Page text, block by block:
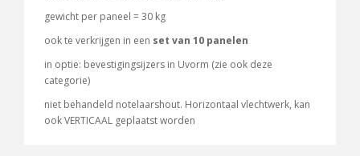
gewicht per paneel = 30 kg
ook te verkrijgen in een set van 10 panelen
in optie: bevestigingsijzers in Uvorm (zie ook deze
categorie)
niet behandeld notelaarshout. Horizontaal vlechtwerk, kan
ook VERTICAAL geplaatst worden